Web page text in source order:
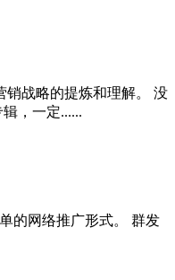
销战略的提炼和理解。 没
，一定......
的网络推广形式。 群发